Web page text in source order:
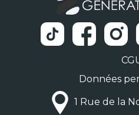
Données
1 Rue de la